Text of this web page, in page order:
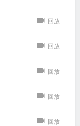
回放
回放
回放
回放
回放